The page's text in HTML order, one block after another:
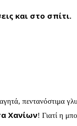
και στο σπίτι.
πεντανόστιμα
Χανίων! Γιατί η